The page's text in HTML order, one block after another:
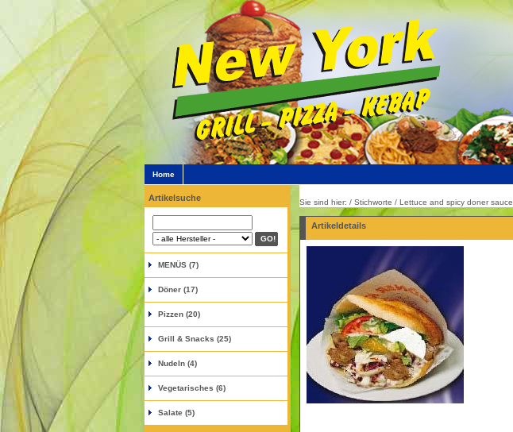
Home
Artikelsuche
MENÜS (7)
Döner (17)
Pizzen (20)
Grill & Snacks (25)
Nudeln (4)
Vegetarisches (6)
Salate (5)
Sie sind hier: / Stichworte / Lettuce and spicy doner sauce
Artikeldetails